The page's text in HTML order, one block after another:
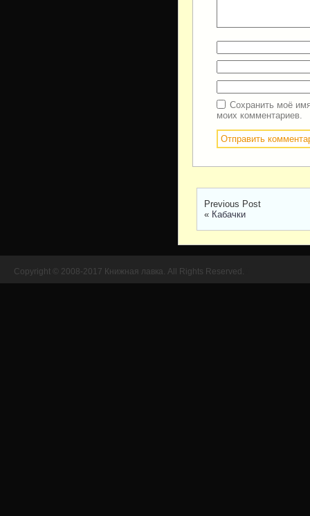
Сохранить моё
моих комментариев.
Previous Post
« Кабачки
Copyright © 2008-2017 Книжная лавка. All Rights Reserved.